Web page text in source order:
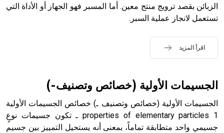
- هل تعلم أن الأبجدية الكنعانية تتألف من /22/ علامة كتابية
sign تكتب منفصلة غير متصلة، وتعتمد المبدأ الأكوروفوني،
الزبائن بقصد ترويج منتج معين. أما المسبر فهو الجهاز أو الأداة التي
تستعمل لانجاز عملية السبر.
اقرأ المزيد
الجسيمات الأولية (خصائص وتصنيف-)
الجسيمات الأولية (خصائص وتصنيف ـ) خصائص الجسيمات الأولية
properties of elementary particles 1 ـ تكون جسيمات نوعٍ
جسيمي واحد متطابقة تماماً، بمعنى أنه يستحيل التمييز بين جسيم